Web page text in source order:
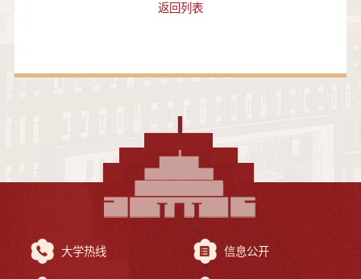
返回列表
大学热线 信息公开